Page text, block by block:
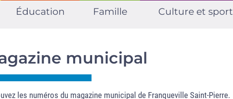
Éducation Famille Culture et sport
municipal
les numéros du magazine municipal de Franqueville Saint-Pierre.